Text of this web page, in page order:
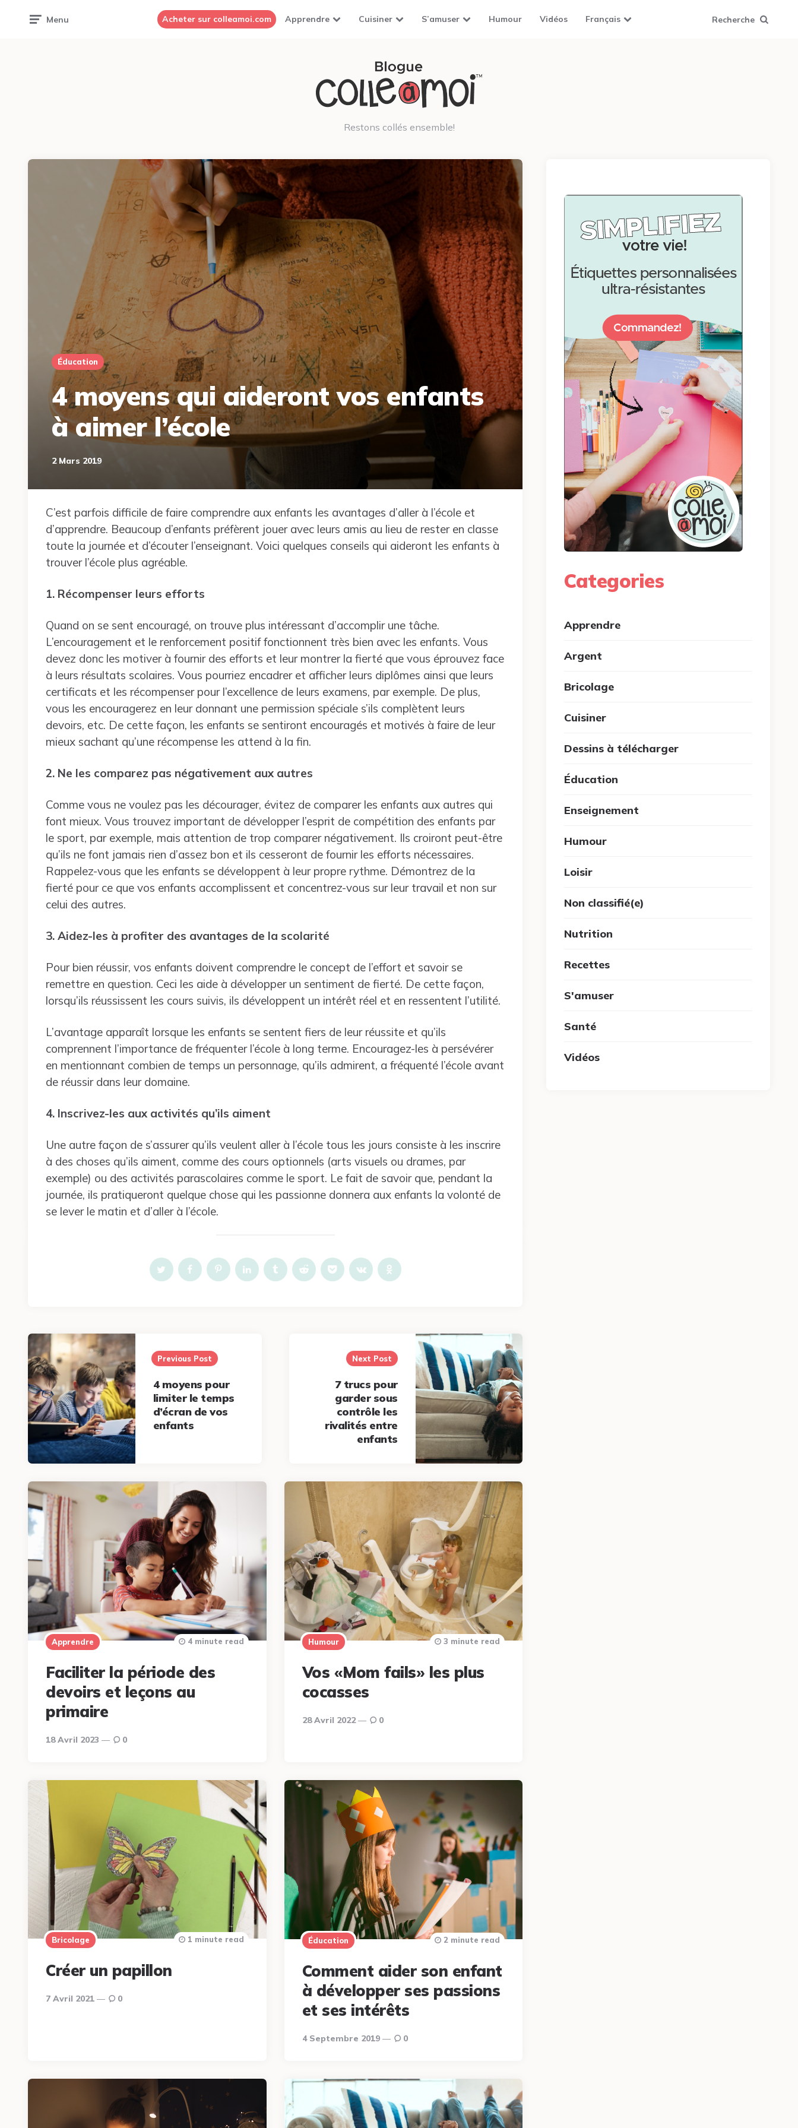
Menu Acheter sur colleamoi.com Apprendre Cuisiner S’amuser Humour Vidéos Français Recherche
Restons collés ensemble!
Éducation
4 moyens qui aideront vos enfants
à aimer l’école
2 Mars 2019
C’est parfois difficile de faire comprendre aux enfants les avantages d’aller à l’école et
d’apprendre. Beaucoup d’enfants préfèrent jouer avec leurs amis au lieu de rester en classe
toute la journée et d’écouter l’enseignant. Voici quelques conseils qui aideront les enfants à
trouver l’école plus agréable.
1. Récompenser leurs efforts
Quand on se sent encouragé, on trouve plus intéressant d’accomplir une tâche.
L’encouragement et le renforcement positif fonctionnent très bien avec les enfants. Vous
devez donc les motiver à fournir des efforts et leur montrer la fierté que vous éprouvez face
à leurs résultats scolaires. Vous pourriez encadrer et afficher leurs diplômes ainsi que leurs
certificats et les récompenser pour l’excellence de leurs examens, par exemple. De plus,
vous les encouragerez en leur donnant une permission spéciale s’ils complètent leurs
devoirs, etc. De cette façon, les enfants se sentiront encouragés et motivés à faire de leur
mieux sachant qu’une récompense les attend à la fin.
2. Ne les comparez pas négativement aux autres
Comme vous ne voulez pas les décourager, évitez de comparer les enfants aux autres qui
font mieux. Vous trouvez important de développer l’esprit de compétition des enfants par
le sport, par exemple, mais attention de trop comparer négativement. Ils croiront peut-être
qu’ils ne font jamais rien d’assez bon et ils cesseront de fournir les efforts nécessaires.
Rappelez-vous que les enfants se développent à leur propre rythme. Démontrez de la
fierté pour ce que vos enfants accomplissent et concentrez-vous sur leur travail et non sur
celui des autres.
3. Aidez-les à profiter des avantages de la scolarité
Pour bien réussir, vos enfants doivent comprendre le concept de l’effort et savoir se
remettre en question. Ceci les aide à développer un sentiment de fierté. De cette façon,
lorsqu’ils réussissent les cours suivis, ils développent un intérêt réel et en ressentent l’utilité.
L’avantage apparaît lorsque les enfants se sentent fiers de leur réussite et qu’ils
comprennent l’importance de fréquenter l’école à long terme. Encouragez-les à persévérer
en mentionnant combien de temps un personnage, qu’ils admirent, a fréquenté l’école avant
de réussir dans leur domaine.
4. Inscrivez-les aux activités qu’ils aiment
Une autre façon de s’assurer qu’ils veulent aller à l’école tous les jours consiste à les inscrire
à des choses qu’ils aiment, comme des cours optionnels (arts visuels ou drames, par
exemple) ou des activités parascolaires comme le sport. Le fait de savoir que, pendant la
journée, ils pratiqueront quelque chose qui les passionne donnera aux enfants la volonté de
se lever le matin et d’aller à l’école.
Post
navigation
Previous Post
4 moyens pour
limiter le temps
d’écran de vos
enfants
Next Post
7 trucs pour
garder sous
contrôle les
rivalités entre
enfants
Apprendre
Faciliter la période des
devoirs et leçons au
primaire
18 Avril 2023
4 minute read
0
Humour
Vos «Mom fails» les plus
cocasses
28 Avril 2022
3 minute read
0
Bricolage
Créer un papillon
7 Avril 2021
1 minute read
0
Éducation
Comment aider son enfant
à développer ses passions
et ses intérêts
4 Septembre 2019
2 minute read
0
Categories
Apprendre
Argent
Bricolage
Cuisiner
Dessins à télécharger
Éducation
Enseignement
Humour
Loisir
Non classifié(e)
Nutrition
Recettes
S'amuser
Santé
Vidéos